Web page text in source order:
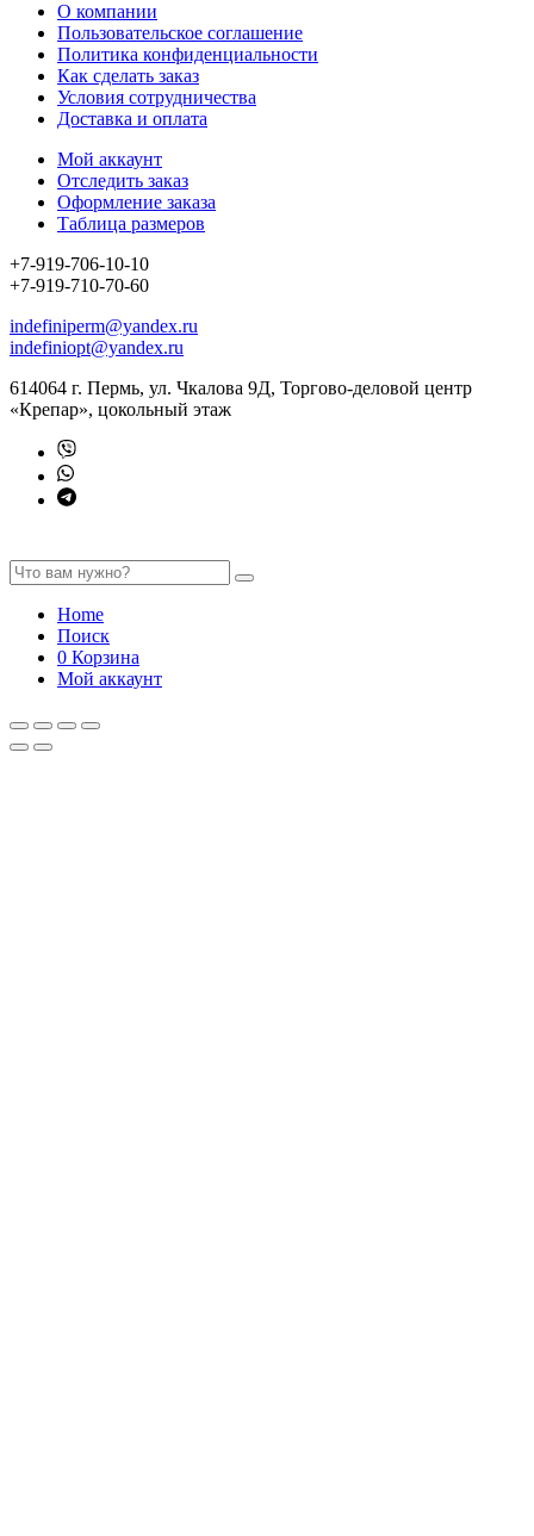
О компании
Пользовательское соглашение
Политика конфиденциальности
Как сделать заказ
Условия сотрудничества
Доставка и оплата
Мой аккаунт
Отследить заказ
Оформление заказа
Таблица размеров
+7-919-706-10-10
+7-919-710-70-60
indefiniperm@yandex.ru
indefiniopt@yandex.ru
614064 г. Пермь, ул. Чкалова 9Д, Торгово-деловой центр
«Крепар», цокольный этаж
Home
Поиск
0 Корзина
Мой аккаунт